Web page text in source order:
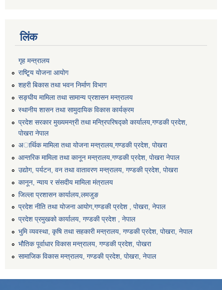
लिंक
गृह मन्त्रालय
राष्टि्ृय योजना आयोग
शहरी बिकास तथा भवन निर्माण विभाग
सङ्घीय मामिला तथा सामान्य प्रशासन मन्त्रालय
स्थानीय शासन तथा सामुदायिक विकास कार्यक्रम
प्रदेश सरकार मुख्यमन्त्री तथा मन्त्रिपरिषद्को कार्यालय,गण्डकी प्रदेश,
पाेखरा नेपाल
अार्थिक मामिला तथा योजना मन्त्रालय,गण्डकी प्रदेश, पोखरा
आन्तरिक मामिला तथा कानून मन्त्रालय,गण्डकी प्रदेश, पाेखरा नेपाल
उद्योग, पर्यटन, वन तथा वातावरण मन्त्रालय, गण्डकी प्रदेश, पोखरा
कानून, न्याय र संसदीय मामिला मंत्रालय
जिल्ला प्रशासन कार्यालय,लमजुङ
प्रदेश नीति तथा योजना आयोग,गण्डकी प्रदेश , पोखरा, नेपाल
प्रदेश प्रमुखको कार्यालय, गण्डकी प्रदेश , नेपाल
भुमि व्यवस्था, कृषि तथा सहकारी मन्त्रालय, गण्डकी प्रदेश, पोखरा, नेपाल
भौतिक पूर्वाधार विकास मन्त्रालय, गण्डकी प्रदेश, पाेखरा
सामाजिक विकास मन्त्रालय, गण्डकी प्रदेश, पोखरा, नेपाल